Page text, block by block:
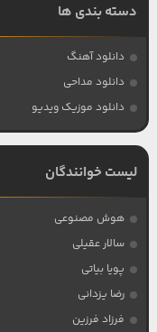
دسته بندی ها
دانلود آهنگ
دانلود مداحی
دانلود موزیک ویدیو
لیست خوانندگان
هوش مصنوعی
سالار عقیلی
پویا بیاتی
رضا یزدانی
فرزاد فرزین